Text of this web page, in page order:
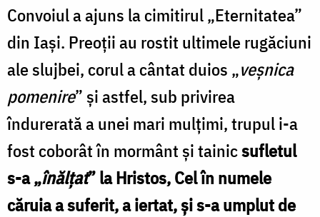
Convoiul a ajuns la cimitirul „Eternitatea”
din Iaşi. Preoţii au rostit ultimele rugăciuni
ale slujbei, corul a cântat duios „veşnica
pomenire” şi astfel, sub privirea
îndurerată a unei mari mulţimi, trupul i-a
fost coborât în mormânt şi tainicsufletul
s-a „înălţat” la Hristos, Cel în numele
căruia a suferit, a iertat, şi s-a umplut de